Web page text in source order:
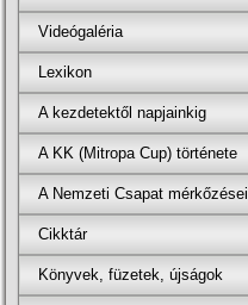
Videógaléria
Lexikon
A kezdetektől napjainkig
A KK (Mitropa Cup) története
A Nemzeti Csapat mérkőzései
Cikktár
Könyvek, füzetek, újságok